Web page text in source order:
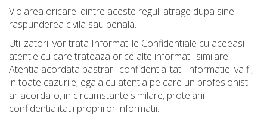
Violarea oricarei dintre aceste reguli atrage dupa sine
raspunderea civila sau penala.
Utilizatorii vor trata Informatiile Confidentiale cu aceeasi
atentie cu care trateaza orice alte informatii similare.
Atentia acordata pastrarii confidentialitatii informatiei va fi,
in toate cazurile, egala cu atentia pe care un profesionist
ar acorda-o, in circumstante similare, protejarii
confidentialitatii propriilor informatii.